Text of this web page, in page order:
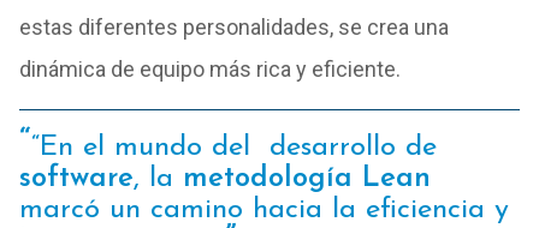
estas diferentes personalidades, se crea una
dinámica de equipo más rica y eficiente.
“En el mundo del desarrollo de
software, la metodología Lean
marcó un camino hacia la eficiencia y